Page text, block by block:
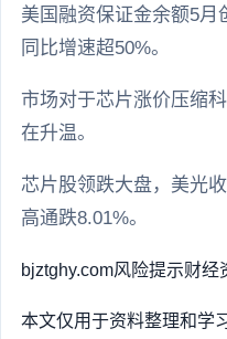
美国融资保证金余额5月
同比增速超50%。
市场对于芯片涨价压缩
在升温。
芯片股领跌大盘，美光
高通跌8.01%。
bjztghy.com风险提示财经
本文仅用于资料整理和学